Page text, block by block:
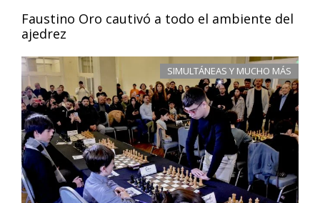
Faustino Oro cautivó a todo el ambiente del
ajedrez
SIMULTÁNEAS Y MUCHO MÁS